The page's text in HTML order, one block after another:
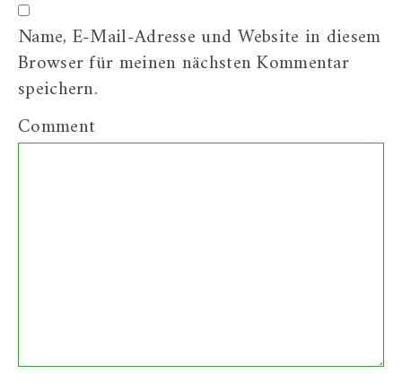
Name, E-Mail-Adresse und Website in diesem
Browser für meinen nächsten Kommentar
speichern.
Comment